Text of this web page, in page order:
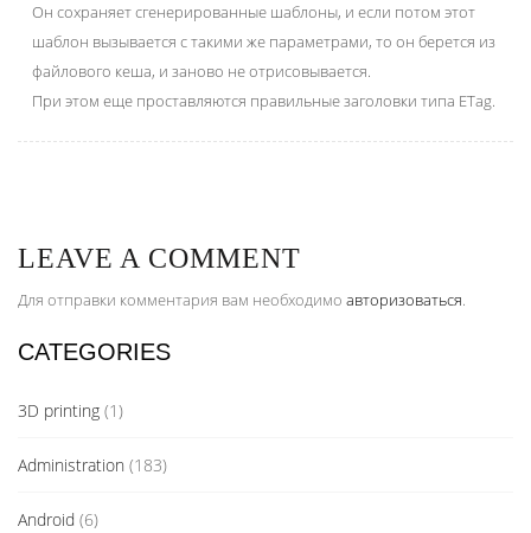
Он сохраняет сгенерированные шаблоны, и если потом этот
шаблон вызывается с такими же параметрами, то он берется из
файлового кеша, и заново не отрисовывается.
При этом еще проставляются правильные заголовки типа ETag.
LEAVE A COMMENT
Для отправки комментария вам необходимо авторизоваться.
CATEGORIES
3D printing (1)
Administration (183)
Android (6)